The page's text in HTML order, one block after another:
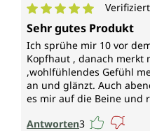
Durchschnittliche
Sehr gutes Produkt
Ich sprühe mir 10 vor
Kopfhaut , danach merkt
,wohlfühlendes Gefühl
an und glänzt. Auch
es mir auf die Beine und
Antworten3